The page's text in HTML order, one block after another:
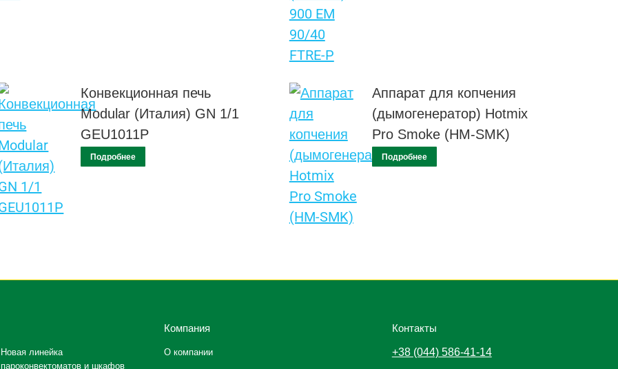
Конвекционная печь
Modular (Италия) GN 1/1
GEU1011P
Подробнее
Аппарат для копчения
(дымогенератор) Hotmix
Pro Smoke (HM-SMK)
Подробнее
Новая линейка
пароконвектоматов и шкафов
Компания
О компании
Контакты
+38 (044) 586-41-14